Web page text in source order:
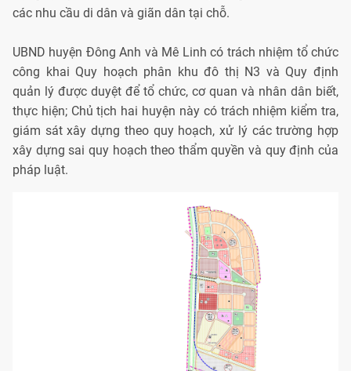
các nhu cầu di dân và giãn dân tại chỗ.
UBND huyện Đông Anh và Mê Linh có trách nhiệm tổ chức
công khai Quy hoạch phân khu đô thị N3 và Quy định
quản lý được duyệt để tổ chức, cơ quan và nhân dân biết,
thực hiện; Chủ tịch hai huyện này có trách nhiệm kiểm tra,
giám sát xây dựng theo quy hoạch, xử lý các trường hợp
xây dựng sai quy hoạch theo thẩm quyền và quy định của
pháp luật.